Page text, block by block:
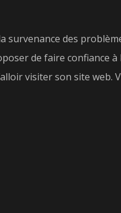
survenance des
de faire confiance à
visiter son site web.